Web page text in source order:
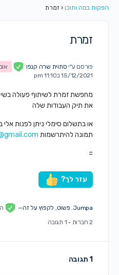
הפקות במה ותוכן ‹ זמרת
זמרת
פורסם ע"י סתוית שרה קנפו
15/12/2021 ב11:10 pm
מחפשת זמרת לשיתוף פעולה
את תיק העבודות שלה
או בתשלום סימלי ניתן לפנות
תמונה להיתרשמות
=
עזר לך?
Jumpa. פשוט, לקפוץ על זה—
2 חברות
· 1 תגובה
1 תגובה